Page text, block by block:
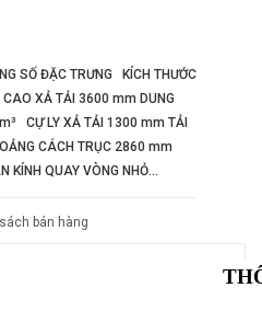
SỐ ĐẶC TRƯNG KÍCH THƯỚC
XẢ TẢI 3600 mm DUNG
CỰ LY XẢ TẢI 1300 mm TẢI
CÁCH TRỤC 2860 mm
QUAY VÒNG NHỎ...
bán hàng